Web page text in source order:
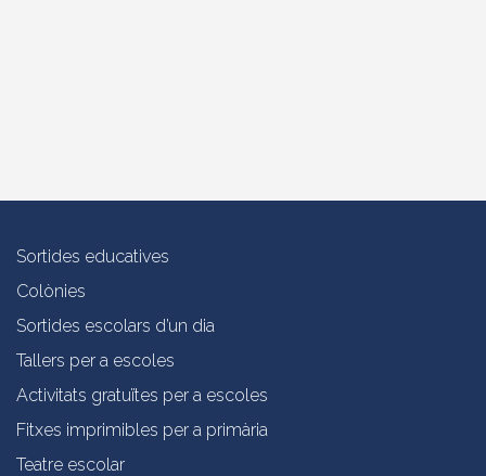
Sortides educatives
Colònies
Sortides escolars d’un dia
Tallers per a escoles
Activitats gratuïtes per a escoles
Fitxes imprimibles per a primària
Teatre escolar